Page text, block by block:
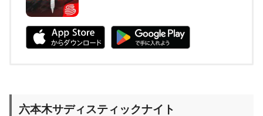
六本木サディスティックナイト